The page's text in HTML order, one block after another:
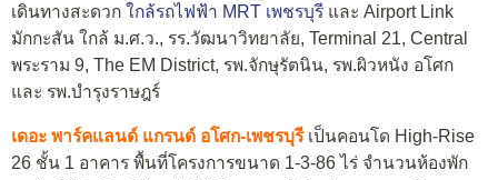
เดินทางสะดวก ใกล้รถไฟฟ้า MRT เพชรบุรี และ Airport Link
มักกะสัน ใกล้ ม.ศ.ว., รร.วัฒนาวิทยาลัย, Terminal 21, Central
พระราม 9, The EM District, รพ.จักษุรัตนิน, รพ.ผิวหนัง อโศก
และ รพ.บำรุงราษฎร์
เดอะ พาร์คแลนด์ แกรนด์ อโศก-เพชรบุรี เป็นคอนโด High-Rise
26 ชั้น 1 อาคาร พื้นที่โครงการขนาด 1-3-86 ไร่ จำนวนห้องพัก